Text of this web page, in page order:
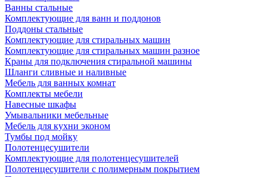
Ванны стальные
Комплектующие для ванн и поддонов
Поддоны стальные
Комплектующие для стиральных машин
Комплектующие для стиральных машин разное
Краны для подключения стиральной машины
Шланги сливные и наливные
Мебель для ванных комнат
Комплекты мебели
Навесные шкафы
Умывальники мебельные
Мебель для кухни эконом
Тумбы под мойку
Полотенцесушители
Комплектующие для полотенцесушителей
Полотенцесушители с полимерным покрытием